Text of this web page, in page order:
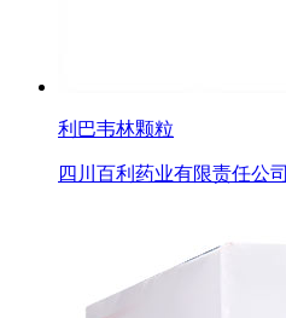
利巴韦林颗粒
四川百利药业有限责任公司